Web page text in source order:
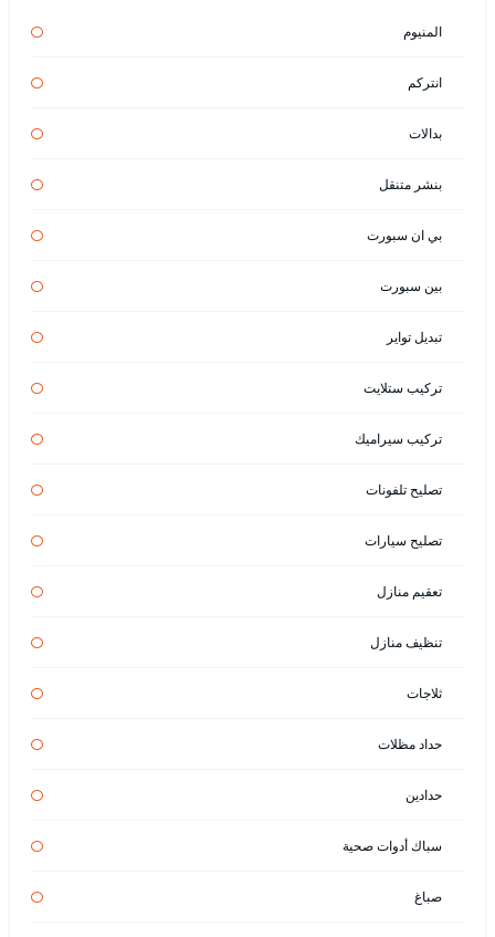
المنيوم
انتركم
بدالات
بنشر متنقل
بي ان سبورت
بين سبورت
تبديل تواير
تركيب ستلايت
تركيب سيراميك
تصليح تلفونات
تصليح سيارات
تعقيم منازل
تنظيف منازل
ثلاجات
حداد مظلات
حدادين
سباك أدوات صحية
صباغ